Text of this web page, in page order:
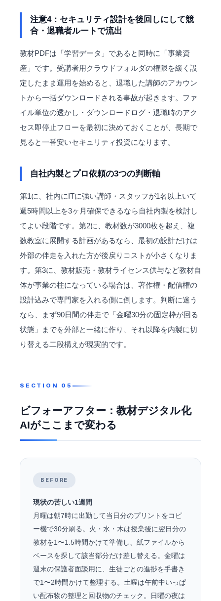
注意4：セキュリティ設計を後回しにして競
合・退職者ルートで流出
教材PDFは「学習データ」であると同時に「事業資
産」です。受講者用クラウドフォルダの権限を緩く設
定したまま運用を始めると、退職した講師のアカウン
トから一括ダウンロードされる事故が起きます。ファ
イル単位の透かし・ダウンロードログ・退職時のアク
セス即停止フローを最初に決めておくことが、長期で
見ると一番安いセキュリティ投資になります。
自社内製とプロ依頼の3つの判断軸
第1に、社内にITに強い講師・スタッフが1名以上いて
週5時間以上を3ヶ月確保できるなら自社内製を検討し
てよい段階です。第2に、教材数が3000枚を超え、複
数教室に展開する計画があるなら、最初の設計だけは
外部の伴走を入れた方が後戻りコストが小さくなりま
す。第3に、教材販売・教材ライセンス供与など教材自
体が事業の柱になっている場合は、著作権・配信権の
設計込みで専門家を入れる側に倒します。判断に迷う
なら、まず90日間の伴走で「金曜30分の固定枠が回る
状態」までを外部と一緒に作り、それ以降を内製に切
り替える二段構えが現実的です。
ビフォーアフター：教材デジタル化
AIがここまで変わる
BEFORE
現状の苦しい1週間
月曜は朝7時に出勤して当日分のプリントをコピ
ー機で30分刷る。火・水・木は授業後に翌日分の
教材を1〜1.5時間かけて準備し、紙ファイルから
ベースを探して該当部分だけ差し替える。金曜は
週末の保護者面談用に、生徒ごとの進捗を手書き
で1〜2時間かけて整理する。土曜は午前中いっぱ
い配布物の整理と回収物のチェック。日曜の夜は